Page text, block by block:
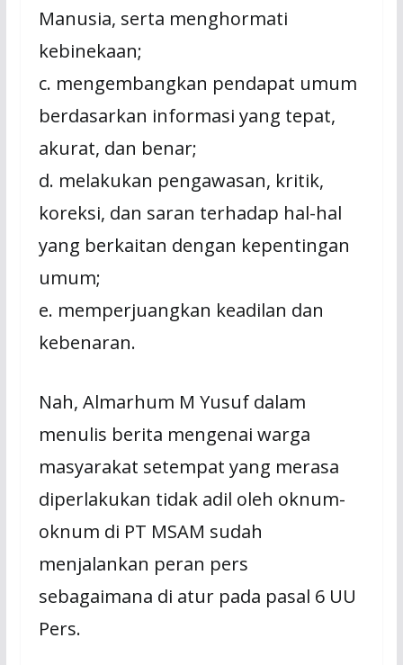
Manusia, serta menghormati
kebinekaan;
c. mengembangkan pendapat umum
berdasarkan informasi yang tepat,
akurat, dan benar;
d. melakukan pengawasan, kritik,
koreksi, dan saran terhadap hal-hal
yang berkaitan dengan kepentingan
umum;
e. memperjuangkan keadilan dan
kebenaran.
Nah, Almarhum M Yusuf dalam
menulis berita mengenai warga
masyarakat setempat yang merasa
diperlakukan tidak adil oleh oknum-
oknum di PT MSAM sudah
menjalankan peran pers
sebagaimana di atur pada pasal 6 UU
Pers.